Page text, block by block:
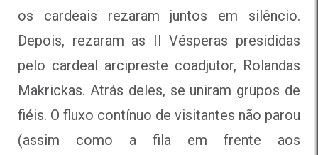
os cardeais rezaram juntos em silêncio.
Depois, rezaram as II Vésperas presididas
pelo cardeal arcipreste coadjutor, Rolandas
Makrickas. Atrás deles, se uniram grupos de
fiéis. O fluxo contínuo de visitantes não parou
(assim como a fila em frente aos